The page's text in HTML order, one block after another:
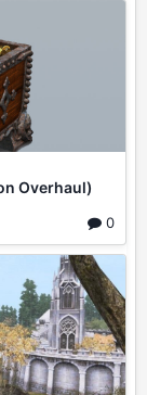
Overhaul)
0